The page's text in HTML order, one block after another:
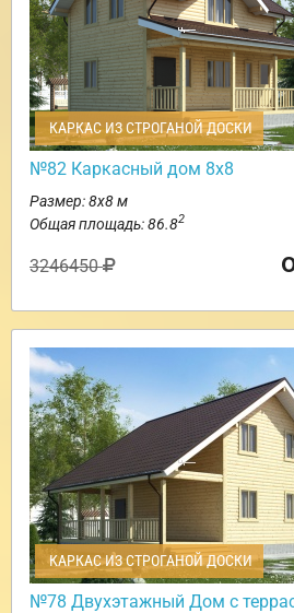
КАРКАС ИЗ СТРОГАНОЙ ДОСКИ
№82 Каркасный дом 8х8
Размер: 8х8 м
Общая площадь: 86.82
3246450
КАРКАС ИЗ СТРОГАНОЙ ДОСКИ
№78 Двухэтажный Дом с